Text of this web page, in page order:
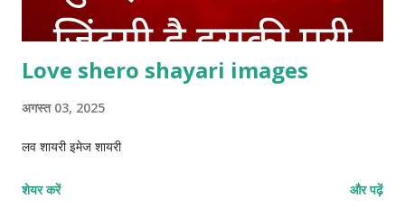
Love shero shayari images
अगस्त 03, 2025
लव शायरी इमेज शायरी
शेयर करें और पढ़ें